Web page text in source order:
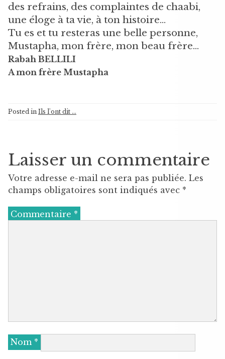
des refrains, des complaintes de chaabi,
une éloge à ta vie, à ton histoire…
Tu es et tu resteras une belle personne,
Mustapha, mon frère, mon beau frère…
Rabah BELLILI
A mon frère Mustapha
Posted in Ils l'ont dit ...
Laisser un commentaire
Votre adresse e-mail ne sera pas publiée. Les
champs obligatoires sont indiqués avec *
Commentaire *
Nom *